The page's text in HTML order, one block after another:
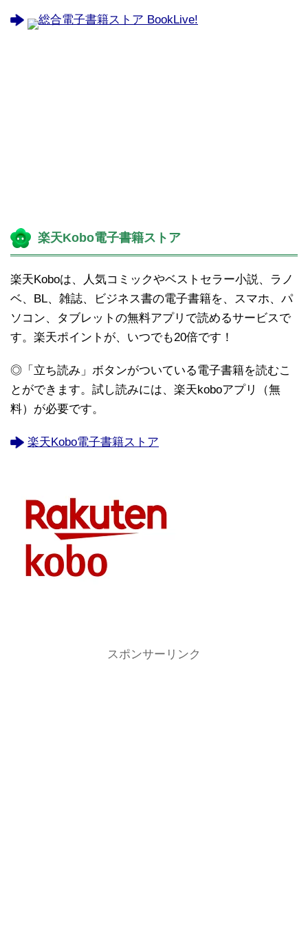
総合電子書籍ストア BookLive!
楽天Kobo電子書籍ストア
楽天Koboは、人気コミックやベストセラー小説、ラノ
ベ、BL、雑誌、ビジネス書の電子書籍を、スマホ、パ
ソコン、タブレットの無料アプリで読めるサービスで
す。楽天ポイントが、いつでも20倍です！
◎「立ち読み」ボタンがついている電子書籍を読むこ
とができます。試し読みには、楽天koboアプリ（無
料）が必要です。
楽天Kobo電子書籍ストア
スポンサーリンク